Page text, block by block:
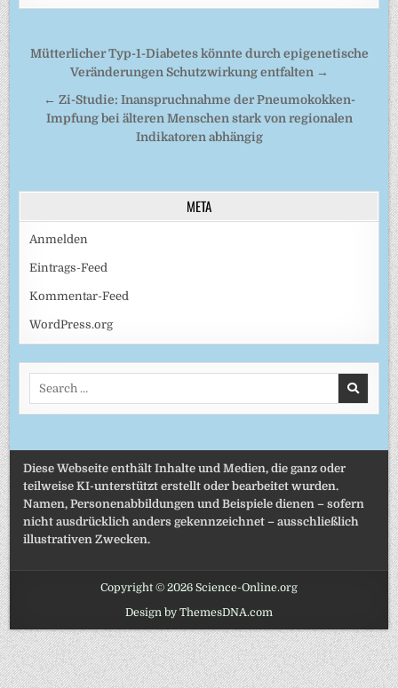
Beitragsnavigation
Mütterlicher Typ-1-Diabetes könnte durch epigenetische
Veränderungen Schutzwirkung entfalten →
← Zi-Studie: Inanspruchnahme der Pneumokokken-
Impfung bei älteren Menschen stark von regionalen
Indikatoren abhängig
META
Anmelden
Eintrags-Feed
Kommentar-Feed
WordPress.org
Diese Webseite enthält Inhalte und Medien, die ganz oder
teilweise KI-unterstützt erstellt oder bearbeitet wurden.
Namen, Personenabbildungen und Beispiele dienen – sofern
nicht ausdrücklich anders gekennzeichnet – ausschließlich
illustrativen Zwecken.
Copyright © 2026 Science-Online.org
Design by ThemesDNA.com